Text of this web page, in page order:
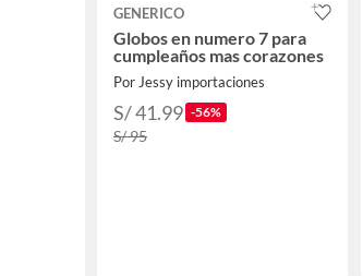
GENERICO
Globos en numero 7 para
cumpleaños mas corazones
Por Jessy importaciones
S/ 41.99 -56%
S/ 95